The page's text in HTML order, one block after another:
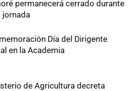
permanecerá cerrado durante
jornada
Día del Dirigente
en la Academia
de Agricultura decreta